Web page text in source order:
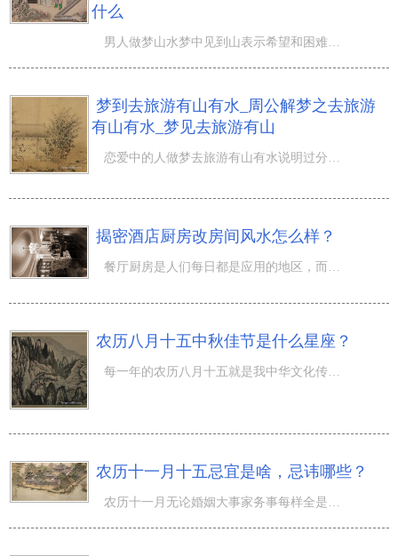
什么
梦到去旅游有山有水_周公解梦之去旅游
有山有水_梦见去旅游有山
揭密酒店厨房改房间风水怎么样？
农历八月十五中秋佳节是什么星座？
每一年的农历八月十五就是我中华文化传统民族节日“中秋佳节”，按阳历计算出来得话大约是10月中下旬到十月
农历十一月十五忌宜是啥，忌讳哪些？
农历十一月无论婚姻大事家务事每样全是大喜事。 阴历（农历）十一月十五是哪一天？ 阴历 一七年 十一月 十